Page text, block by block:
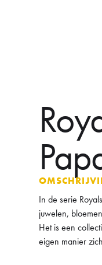
In de serie
juwelen,
Het is een
eigen manier